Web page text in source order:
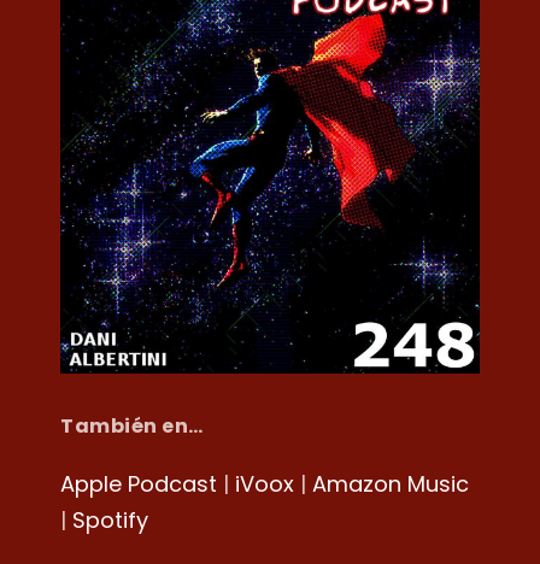
También en…
Apple Podcast | iVoox | Amazon Music
| Spotify